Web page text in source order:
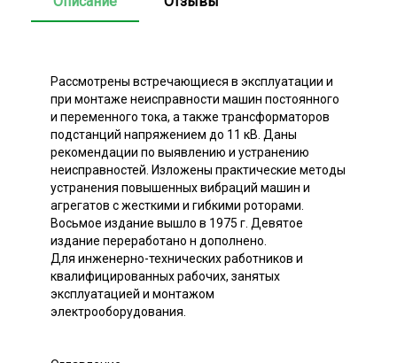
Рассмотрены встречающиеся в эксплуатации и
при монтаже неисправности машин постоянного
и переменного тока, а также трансформаторов
подстанций напряжением до 11 кВ. Даны
рекомендации по выявлению и устранению
неисправностей. Изложены практические методы
устранения повышенных вибраций машин и
агрегатов с жесткими и гибкими роторами.
Восьмое издание вышло в 1975 г. Девятое
издание переработано н дополнено.
Для инженерно-технических работников и
квалифицированных рабочих, занятых
эксплуатацией и монтажом
электрооборудования.